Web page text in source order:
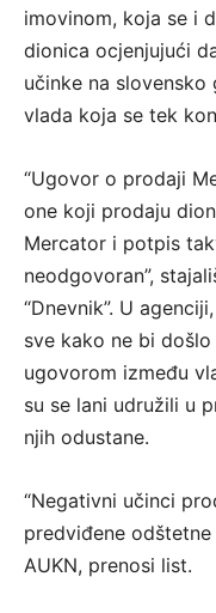
imovinom, koja se i
dionica ocjenjujući
učinke na
vlada koja se tek
“Ugovor o prodaji
one koji prodaju
Mercator i potpis
neodgovoran”,
“Dnevnik”. U
sve kako ne bi
ugovorom između
su se lani udružili u
njih odustane.
“Negativni učinci
predviđene odštetne
AUKN, prenosi list.